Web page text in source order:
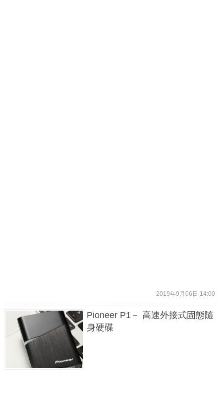
2019年9月06日 14:00
Pioneer P1－ 高速外接式固態隨
身硬碟